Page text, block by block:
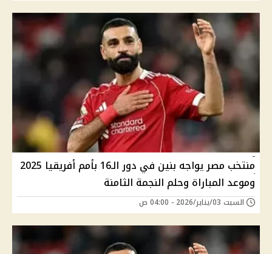
منتخب مصر يواجه بنين في دور الـ16 بأمم أفريقيا 2025
وموعد المباراة وحلم النجمة الثامنة
السبت 03/يناير/2026 - 04:00 ص